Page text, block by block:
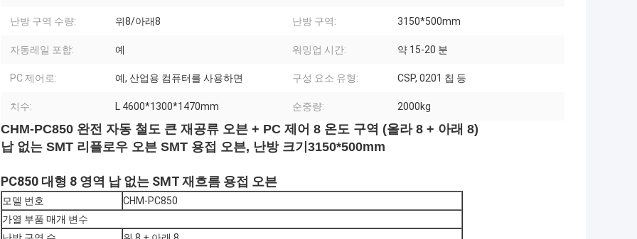
난방 구역 수량: 위8/아래8 난방 구역: 3150*500mm
자동레일 포함: 예 워밍업 시간: 약 15-20 분
PC 제어로: 예, 산업용 컴퓨터를 사용하면 구성 요소 유형: CSP, 0201 칩 등
치수: L 4600*1300*1470mm 순중량: 2000kg
CHM-PC850 완전 자동 철도 큰 재공류 오븐 + PC 제어 8 온도 구역 (올라 8 + 아래 8)
납 없는 SMT 리플로우 오븐 SMT 용접 오븐, 난방 크기 3150*500mm
PC850 대형 8 영역 납 없는 SMT 재흐름 용접 오븐
모델 번호
CHM-PC850
가열 부품 매개 변수